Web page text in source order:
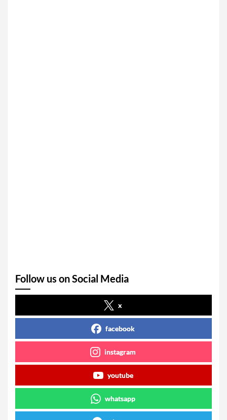
Follow us on Social Media
x
facebook
instagram
youtube
whatsapp